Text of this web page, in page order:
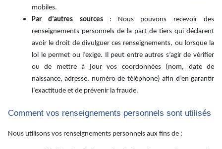
mobiles.
Par d’autres sources: Nous pouvons recevoir des
renseignements personnels de la part de tiers qui déclarent
avoir le droit de divulguer ces renseignements, ou lorsque la
loi le permet ou l’exige. Il peut entre autres s’agir de vérifier
ou de mettre à jour vos coordonnées (nom, date de
naissance, adresse, numéro de téléphone) afin d’en garantir
l’exactitude et de prévenir la fraude.
Comment vos renseignements personnels sont utilisés
Nous utilisons vos renseignements personnels aux fins de :